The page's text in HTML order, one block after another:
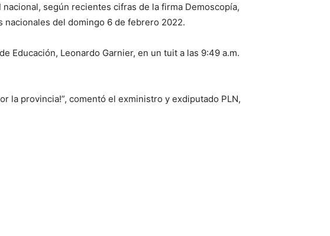
según recientes cifras de la firma Demoscopía,
del domingo 6 de febrero 2022.
Educación, Leonardo Garnier, en un tuit a las 9:49 a.m.
la provincia!”, comentó el exministro y exdiputado PLN,